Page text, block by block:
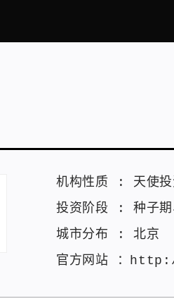
机构性质 : 天使
投资阶段 : 种子期
城市分布 : 北京
官方网站 ：